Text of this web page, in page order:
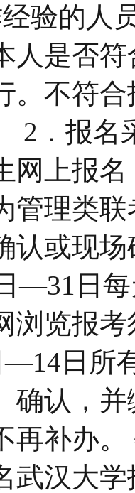
验的人
人是否
。不符
2．报
网上报
管理类
认或现
—31日
浏览报
—14日所
确认，
再补办
武汉大